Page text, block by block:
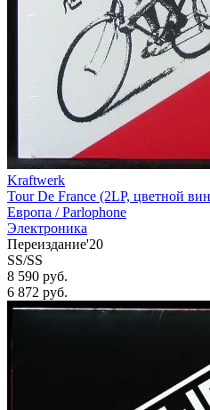
Kraftwerk
Tour De France (2LP, цветной
Европа /Parlophone
Электроника
Переиздание'20
SS/SS
8 590 руб.
6 872 руб.